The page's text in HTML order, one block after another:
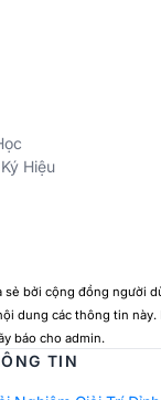
Hiệu
sẻ bởi cộng đồng người
dung các thông tin này.
báo cho admin.
TIN